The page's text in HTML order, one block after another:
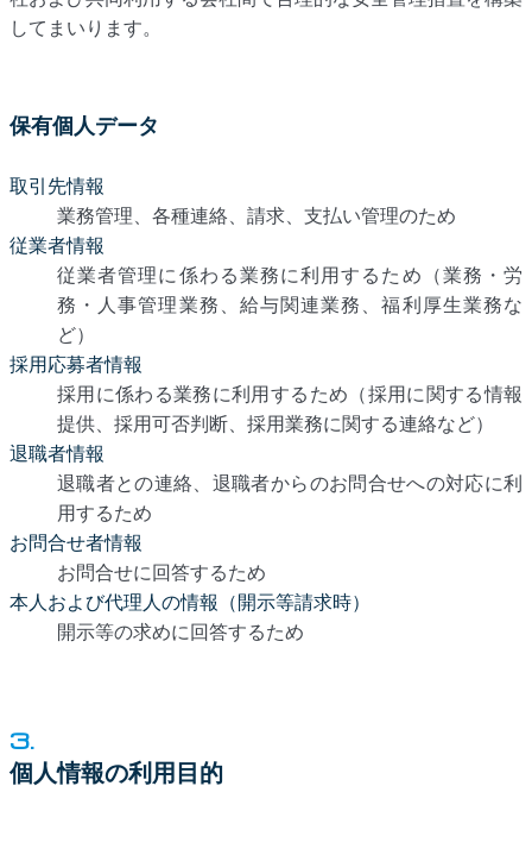
してまいります。
保有個人データ
取引先情報
業務管理、各種連絡、請求、支払い管理のため
従業者情報
従業者管理に係わる業務に利用するため（業務・労
務・人事管理業務、給与関連業務、福利厚生業務な
ど）
採用応募者情報
採用に係わる業務に利用するため（採用に関する情報
提供、採用可否判断、採用業務に関する連絡など）
退職者情報
退職者との連絡、退職者からのお問合せへの対応に利
用するため
お問合せ者情報
お問合せに回答するため
本人および代理人の情報（開示等請求時）
開示等の求めに回答するため
3.
個人情報の利用目的